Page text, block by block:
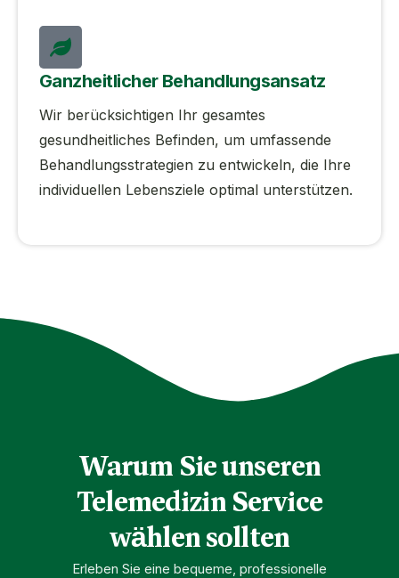
Ganzheitlicher Behandlungsansatz
Wir berücksichtigen Ihr gesamtes
gesundheitliches Befinden, um umfassende
Behandlungsstrategien zu entwickeln, die Ihre
individuellen Lebensziele optimal unterstützen.
Warum Sie unseren
Telemedizin Service
wählen sollten
Erleben Sie eine bequeme, professionelle